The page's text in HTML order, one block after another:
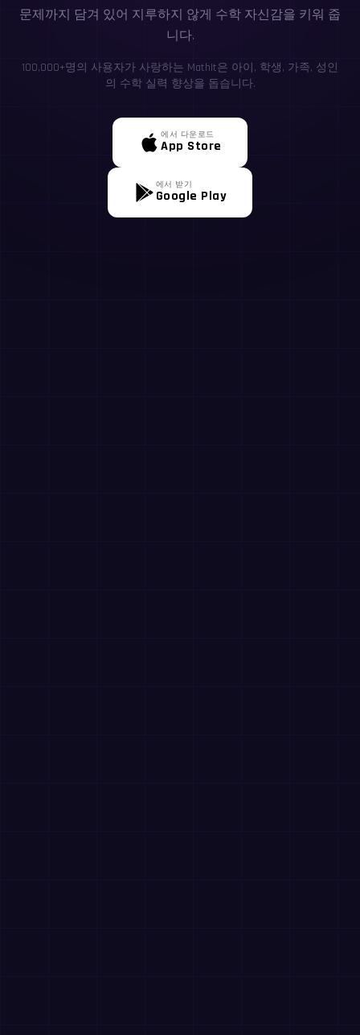
문제까지 담겨 있어 지루하지 않게 수학 자신감을 키워 줍
니다.
100,000+명의 사용자가 사랑하는 MathIt은 아이, 학생, 가족, 성인
의 수학 실력 향상을 돕습니다.
에서 다운로드
App Store
에서 받기
Google Play